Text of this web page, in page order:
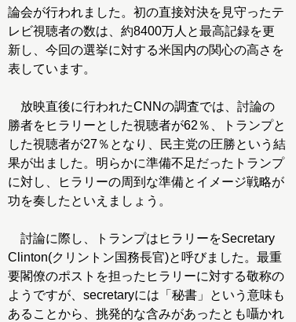
論会が行われました。初の直接対決を見守ったテ
レビ視聴者の数は、約8400万人と最高記録を更
新し、今回の選挙に対する米国内の関心の高さを
表しています。
放映直後に行われたCNNの調査では、討論の
勝者をヒラリーとした視聴者が62％、トランプと
した視聴者が27％となり、民主党の圧勝という結
果が出ました。明らかに準備不足だったトランプ
に対し、ヒラリーの周到な準備とイメージ戦略が
功を奏したといえましょう。
討論に際し、トランプはヒラリーをSecretary
Clinton(クリントン国務長官)と呼びました。最重
要閣僚のポストを担ったヒラリーに対する敬称の
ようですが、secretaryには「秘書」という意味も
あることから、挑発的な含みがあったとも囁かれ